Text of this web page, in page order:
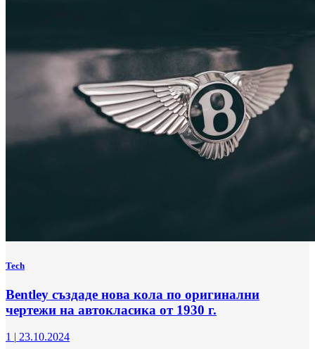
Tech
Bentley създаде нова кола по оригинални
чертежи на автокласика от 1930 г.
1 | 23.10.2024